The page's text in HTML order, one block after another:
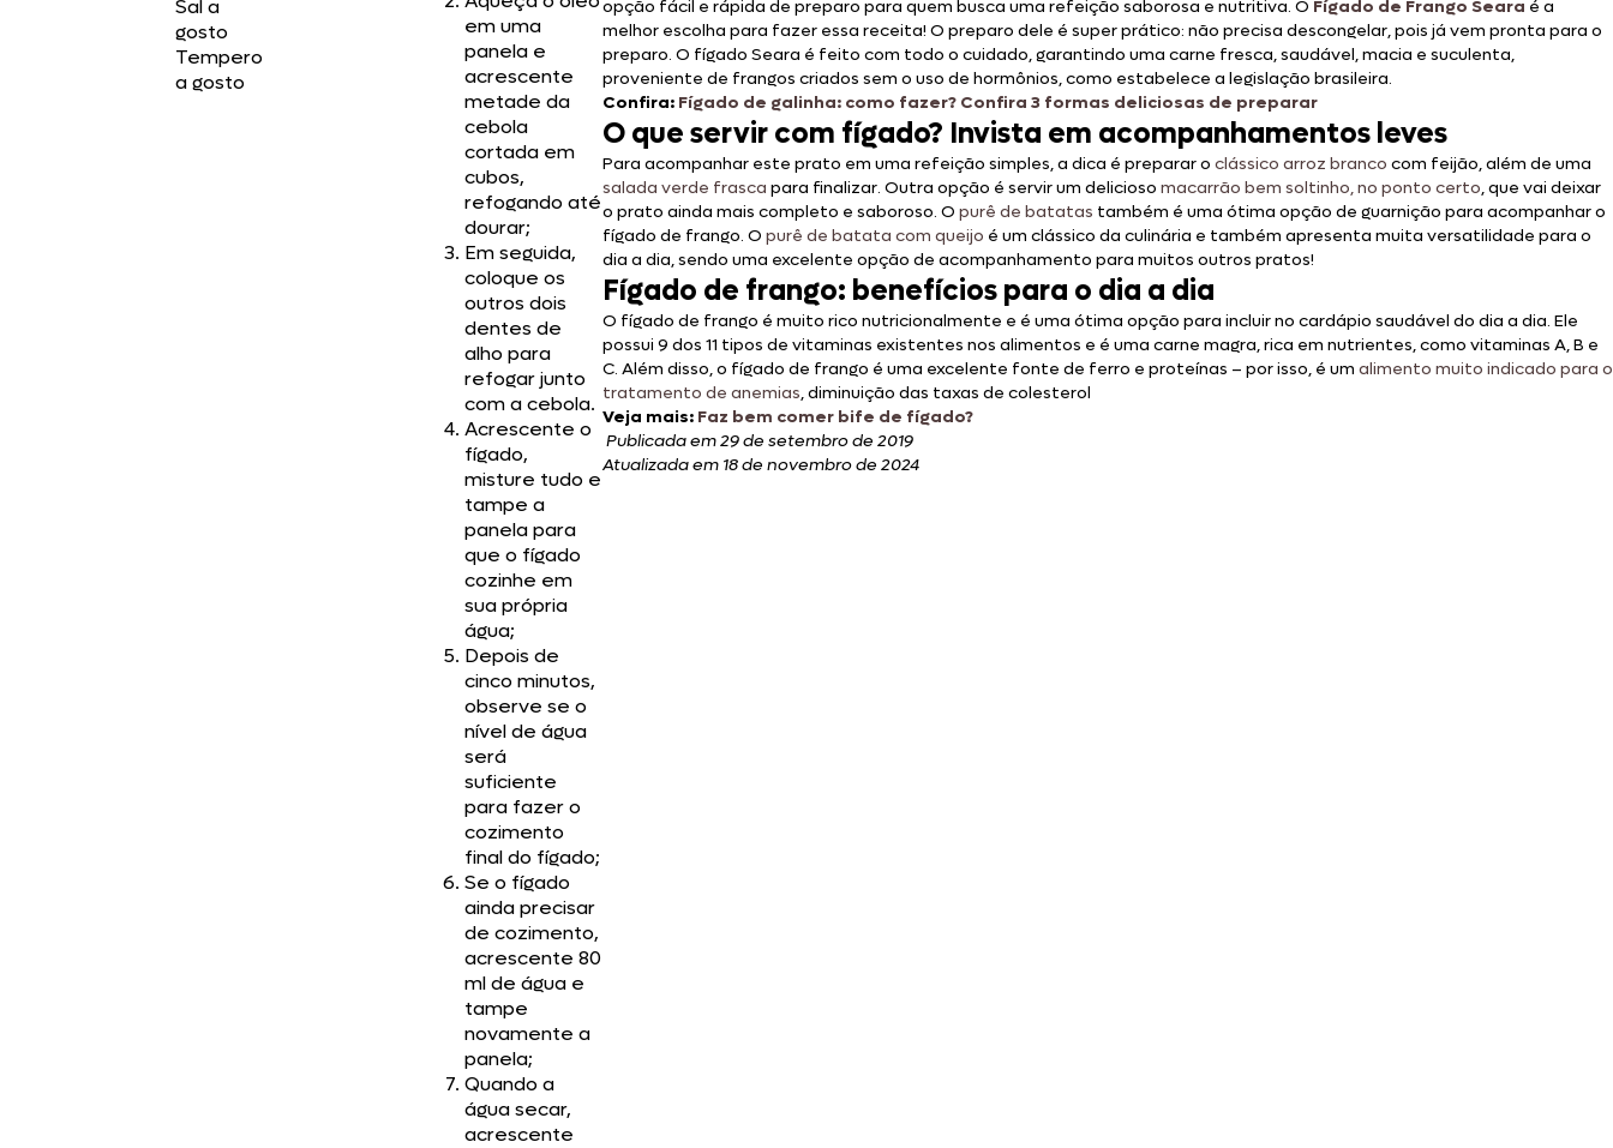
Sal a
gosto
Tempero
a gosto
em uma
panela e
acrescente
metade da
cebola
cortada em
cubos,
refogando até
dourar;
Em seguida,
coloque os
outros dois
dentes de
alho para
refogar junto
com a cebola.
Acrescente o
fígado,
misture tudo e
tampe a
panela para
que o fígado
cozinhe em
sua própria
água;
Depois de
cinco minutos,
observe se o
nível de água
será
suficiente
para fazer o
cozimento
final do fígado;
Se o fígado
ainda precisar
de cozimento,
acrescente 80
ml de água e
tampe
novamente a
panela;
Quando a
água secar,
acrescente
opção fácil e rápida de preparo para quem busca uma refeição saborosa e nutritiva. O Fígado de Frango Seara é a
melhor escolha para fazer essa receita! O preparo dele é super prático: não precisa descongelar, pois já vem pronta para o
preparo. O fígado Seara é feito com todo o cuidado, garantindo uma carne fresca, saudável, macia e suculenta,
proveniente de frangos criados sem o uso de hormônios, como estabelece a legislação brasileira.
Confira: Fígado de galinha: como fazer? Confira 3 formas deliciosas de preparar
O que servir com fígado? Invista em acompanhamentos leves
Para acompanhar este prato em uma refeição simples, a dica é preparar o clássico arroz branco com feijão, além de uma
salada verde frasca para finalizar. Outra opção é servir um delicioso macarrão bem soltinho, no ponto certo, que vai deixar
o prato ainda mais completo e saboroso. O purê de batatas também é uma ótima opção de guarnição para acompanhar o
fígado de frango. O purê de batata com queijo é um clássico da culinária e também apresenta muita versatilidade para o
dia a dia, sendo uma excelente opção de acompanhamento para muitos outros pratos!
Fígado de frango: benefícios para o dia a dia
O fígado de frango é muito rico nutricionalmente e é uma ótima opção para incluir no cardápio saudável do dia a dia. Ele
possui 9 dos 11 tipos de vitaminas existentes nos alimentos e é uma carne magra, rica em nutrientes, como vitaminas A, B e
C. Além disso, o fígado de frango é uma excelente fonte de ferro e proteínas – por isso, é um alimento muito indicado para o
tratamento de anemias, diminuição das taxas de colesterol
Veja mais: Faz bem comer bife de fígado?
Publicada em 29 de setembro de 2019
Atualizada em 18 de novembro de 2024